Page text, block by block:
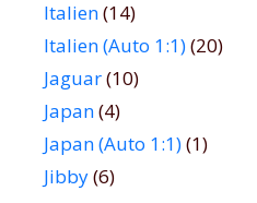
Italien(14)
Italien (Auto 1:1)(20)
Jaguar(10)
Japan(4)
Japan (Auto 1:1)(1)
Jibby(6)